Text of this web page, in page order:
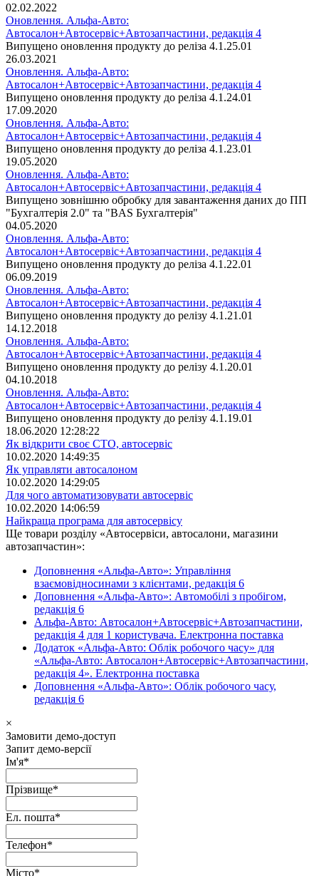
02.02.2022
Оновлення. Альфа-Авто:
Автосалон+Автосервіс+Автозапчастини, редакція 4
Випущено оновлення продукту до реліза 4.1.25.01
26.03.2021
Оновлення. Альфа-Авто:
Автосалон+Автосервіс+Автозапчастини, редакція 4
Випущено оновлення продукту до реліза 4.1.24.01
17.09.2020
Оновлення. Альфа-Авто:
Автосалон+Автосервіс+Автозапчастини, редакція 4
Випущено оновлення продукту до реліза 4.1.23.01
19.05.2020
Оновлення. Альфа-Авто:
Автосалон+Автосервіс+Автозапчастини, редакція 4
Випущено зовнішню обробку для завантаження даних до ПП
"Бухгалтерія 2.0" та "BAS Бухгалтерія"
04.05.2020
Оновлення. Альфа-Авто:
Автосалон+Автосервіс+Автозапчастини, редакція 4
Випущено оновлення продукту до реліза 4.1.22.01
06.09.2019
Оновлення. Альфа-Авто:
Автосалон+Автосервіс+Автозапчастини, редакція 4
Випущено оновлення продукту до релізу 4.1.21.01
14.12.2018
Оновлення. Альфа-Авто:
Автосалон+Автосервіс+Автозапчастини, редакція 4
Випущено оновлення продукту до релізу 4.1.20.01
04.10.2018
Оновлення. Альфа-Авто:
Автосалон+Автосервіс+Автозапчастини, редакція 4
Випущено оновлення продукту до релізу 4.1.19.01
18.06.2020 12:28:22
Як відкрити своє СТО, автосервіс
10.02.2020 14:49:35
Як управляти автосалоном
10.02.2020 14:29:05
Для чого автоматизовувати автосервіс
10.02.2020 14:06:59
Найкраща програма для автосервісу
Ще товари розділу «Автосервіси, автосалони, магазини
автозапчастин»:
Доповнення «Альфа-Авто»: Управління
взаємовідносинами з клієнтами, редакція 6
Доповнення «Альфа-Авто»: Автомобілі з пробігом,
редакція 6
Альфа-Авто: Автосалон+Автосервіс+Автозапчастини,
редакція 4 для 1 користувача. Електронна поставка
Додаток «Альфа-Авто: Облік робочого часу» для
«Альфа-Авто: Автосалон+Автосервіс+Автозапчастини,
редакція 4». Електронна поставка
Доповнення «Альфа-Авто»: Облік робочого часу,
редакція 6
×
Замовити демо-доступ
Запит демо-версії
Ім'я*
Прізвище*
Ел. пошта*
Телефон*
Місто*